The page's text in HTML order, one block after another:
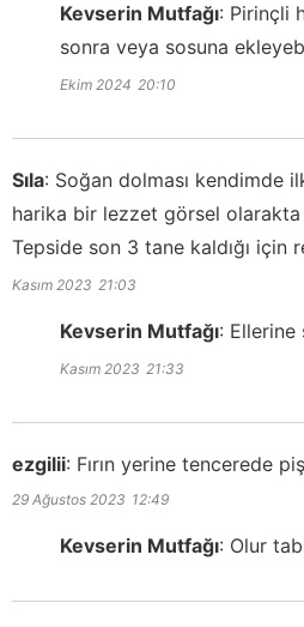
Kevserin Mutfağı: Pirinçli
sonra veya sosuna
Ekim 2024 20:10
Sıla: Soğan dolması kendimde
harika bir lezzet görsel
Tepside son 3 tane kaldığı için
Kasım 2023 21:03
Kevserin Mutfağı: Ellerine
Kasım 2023 21:33
ezgilii: Fırın yerine tencerede
29 Ağustos 2023 12:49
Kevserin Mutfağı: Olur